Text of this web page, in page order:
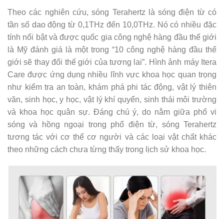
Theo các nghiên cứu, sóng Terahertz là sóng điện từ có
tần số dao động từ 0,1THz đến 10,0THz. Nó có nhiều đặc
tính nổi bật và được quốc gia công nghệ hàng đầu thế giới
là Mỹ đánh giá là một trong “10 công nghệ hàng đầu thế
giới sẽ thay đổi thế giới của tương lai”. Hình ảnh máy Itera
Care được ứng dụng nhiều lĩnh vực khoa học quan trọng
như kiểm tra an toàn, khám phá phi tác động, vật lý thiên
văn, sinh học, y học, vật lý khí quyển, sinh thái môi trường
và khoa học quân sự. Đáng chú ý, do nằm giữa phổ vi
sóng và hồng ngoại trong phổ điện từ, sóng Terahertz
tương tác với cơ thể cơ người và các loại vật chất khác
theo những cách chưa từng thấy trong lịch sử khoa học.